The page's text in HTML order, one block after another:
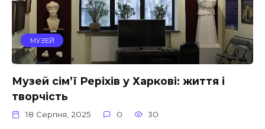
МУЗЕЙ
Музей сім’ї Реріхів у Харкові: життя і
творчість
18 Серпня, 2025 0 30